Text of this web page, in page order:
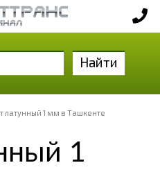
Найти
латунный 1 мм в Ташкенте
1